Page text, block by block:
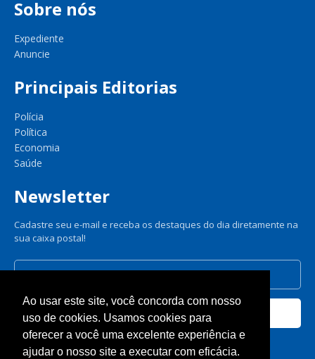
Sobre nós
Expediente
Anuncie
Principais Editorias
Polícia
Política
Economia
Saúde
Newsletter
Cadastre seu e-mail e receba os destaques do dia diretamente na
sua caixa postal!
Cadastrar
Nós respeitamos sua privacidade.
Ao usar este site, você concorda com nosso
uso de cookies. Usamos cookies para
oferecer a você uma excelente experiência e
ajudar o nosso site a executar com eficácia.